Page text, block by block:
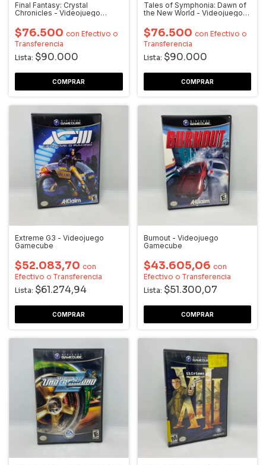
Final Fantasy: Crystal
Chronicles - Videojuego
$76.500 con Efectivo o
Transferencia
Lista: $90.000
Tales of Symphonia: Dawn of
the New World - Videojuego
$76.500 con Efectivo o
Transferencia
Lista: $90.000
Extreme G3 - Videojuego
Gamecube
$52.083,70 con
Efectivo o Transferencia
Lista: $61.274,94
Burnout - Videojuego
Gamecube
$43.605,06 con
Efectivo o Transferencia
Lista: $51.300,07